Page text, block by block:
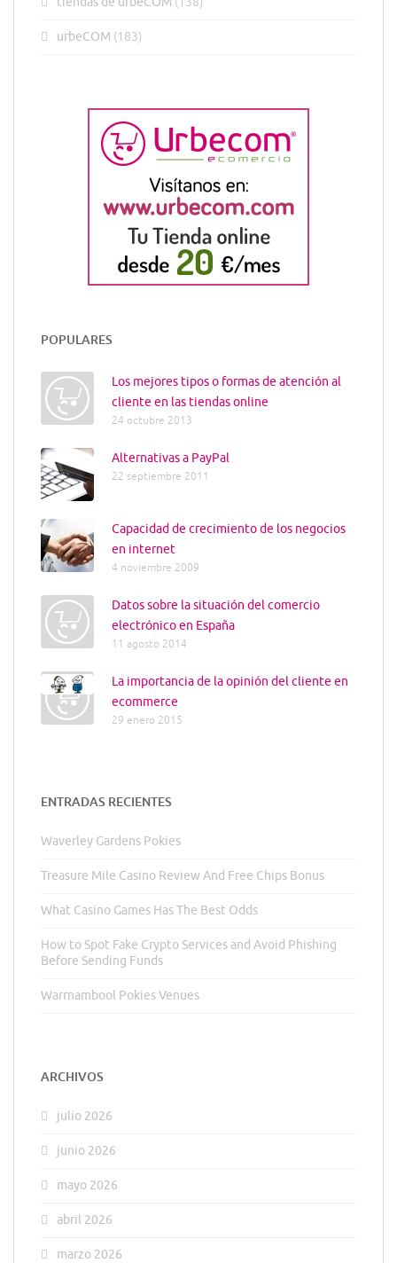
urbeCOM (183)
POPULARES
Los mejores tipos o formas de atención al
cliente en las tiendas online
24 octubre 2013
Alternativas a PayPal
22 septiembre 2011
Capacidad de crecimiento de los negocios
en internet
4 noviembre 2009
Datos sobre la situación del comercio
electrónico en España
11 agosto 2014
La importancia de la opinión del cliente en
ecommerce
29 enero 2015
ENTRADAS RECIENTES
Waverley Gardens Pokies
Treasure Mile Casino Review And Free Chips Bonus
What Casino Games Has The Best Odds
How to Spot Fake Crypto Services and Avoid Phishing
Before Sending Funds
Warrnambool Pokies Venues
ARCHIVOS
julio 2026
junio 2026
mayo 2026
abril 2026
marzo 2026